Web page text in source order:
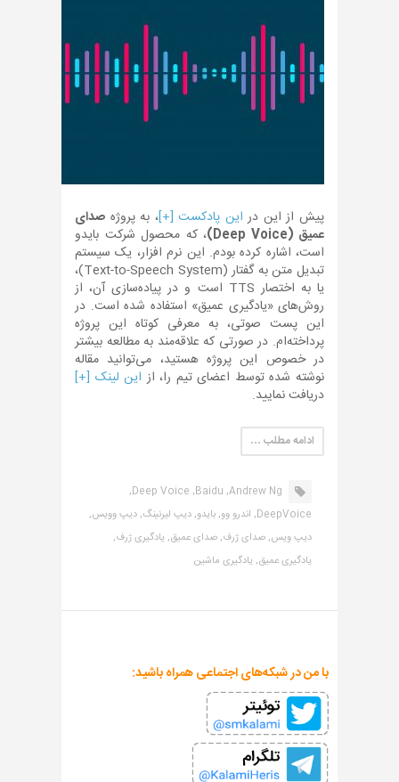
پیش از این در این پادکست [+]، به پروژه صدای
عمیق (Deep Voice)
، که محصول شرکت بایدو
است، اشاره کرده بودم. این نرم افزار، یک سیستم
تبدیل متن به گفتار (Text-to-Speech System)،
یا به اختصار TTS است و در پیاده‌سازی آن، از
روش‌های «یادگیری عمیق» استفاده شده است. در
این پست صوتی، به معرفی کوتاه این پروژه
پرداخته‌ام. در صورتی که علاقه‌مند به مطالعه بیشتر
در خصوص این پروژه هستید، می‌توانید مقاله
نوشته شده توسط اعضای تیم را، از این لینک [+]
دریافت نمایید.
ادامه مطلب …
Andrew Ng,
Baidu,
Deep Voice,
DeepVoice, اندرو وو,بایدو,دیپ لیرنینگ,دیپ وویس,
دیپ ویس,صدای ژرف,صدای عمیق, یادگیری ژرف,
یادگیری عمیق, یادگیری ماشین
با من در شبکه‌های اجتماعی همراه باشید: